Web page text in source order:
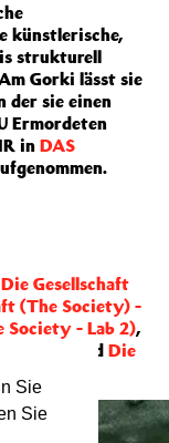
Sie
Sie
künstlerische,
strukturell
Gorki lässt sie
der sie einen
Ermordeten
inDAS
Die Gesellschaft
(The Society) -
Society - Lab 2),
und Die